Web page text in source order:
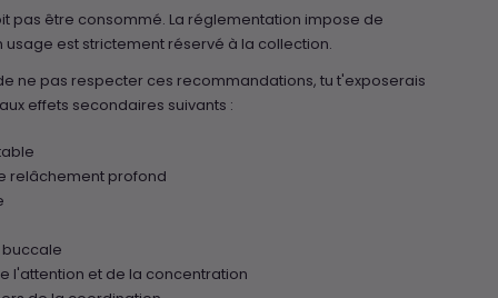
pas être consommé. La réglementation impose de
usage est strictement réservé à la collection.
ne pas respecter ces recommandations, tu t'exposerais
effets secondaires suivants :
relâchement profond
l'attention et de la concentration